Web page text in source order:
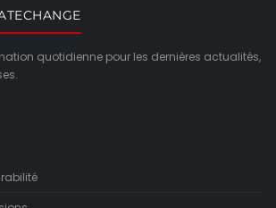
quotidienne pour les dernières actualités,